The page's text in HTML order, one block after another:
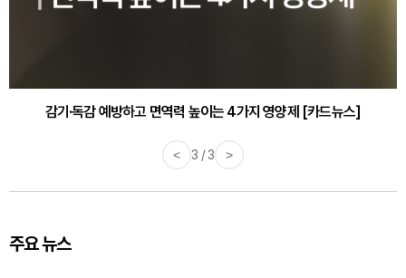
감기·독감 예방하고 면역력 높이는 4가지 영양제 [카드뉴스]
< 3 / 3 >
주요 뉴스